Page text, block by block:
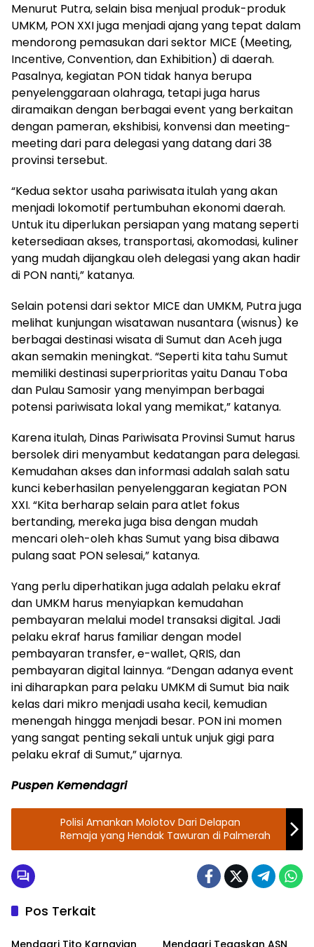
Menurut Putra, selain bisa menjual produk-produk
UMKM, PON XXI juga menjadi ajang yang tepat dalam
mendorong pemasukan dari sektor MICE (Meeting,
Incentive, Convention, dan Exhibition) di daerah.
Pasalnya, kegiatan PON tidak hanya berupa
penyelenggaraan olahraga, tetapi juga harus
diramaikan dengan berbagai event yang berkaitan
dengan pameran, ekshibisi, konvensi dan meeting-
meeting dari para delegasi yang datang dari 38
provinsi tersebut.
“Kedua sektor usaha pariwisata itulah yang akan
menjadi lokomotif pertumbuhan ekonomi daerah.
Untuk itu diperlukan persiapan yang matang seperti
ketersediaan akses, transportasi, akomodasi, kuliner
yang mudah dijangkau oleh delegasi yang akan hadir
di PON nanti,” katanya.
Selain potensi dari sektor MICE dan UMKM, Putra juga
melihat kunjungan wisatawan nusantara (wisnus) ke
berbagai destinasi wisata di Sumut dan Aceh juga
akan semakin meningkat. “Seperti kita tahu Sumut
memiliki destinasi superprioritas yaitu Danau Toba
dan Pulau Samosir yang menyimpan berbagai
potensi pariwisata lokal yang memikat,” katanya.
Karena itulah, Dinas Pariwisata Provinsi Sumut harus
bersolek diri menyambut kedatangan para delegasi.
Kemudahan akses dan informasi adalah salah satu
kunci keberhasilan penyelenggaran kegiatan PON
XXI. “Kita berharap selain para atlet fokus
bertanding, mereka juga bisa dengan mudah
mencari oleh-oleh khas Sumut yang bisa dibawa
pulang saat PON selesai,” katanya.
Yang perlu diperhatikan juga adalah pelaku ekraf
dan UMKM harus menyiapkan kemudahan
pembayaran melalui model transaksi digital. Jadi
pelaku ekraf harus familiar dengan model
pembayaran transfer, e-wallet, QRIS, dan
pembayaran digital lainnya. “Dengan adanya event
ini diharapkan para pelaku UMKM di Sumut bia naik
kelas dari mikro menjadi usaha kecil, kemudian
menengah hingga menjadi besar. PON ini momen
yang sangat penting sekali untuk unjuk gigi para
pelaku ekraf di Sumut,” ujarnya.
Puspen Kemendagri
Polisi Amankan Molotov Dari Delapan
Remaja yang Hendak Tawuran di Palmerah
Pos Terkait
Kemendagri
Mendagri Tito Karnavian Mendagri Tegaskan ASN